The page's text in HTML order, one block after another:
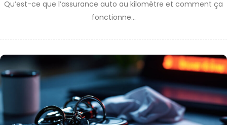
Qu’est-ce que l’assurance auto au kilomètre et comment ça
fonctionne…